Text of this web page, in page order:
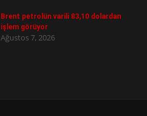
Brent petrolün varili 83,10 dolardan
işlem görüyor
Ağustos 7, 2026